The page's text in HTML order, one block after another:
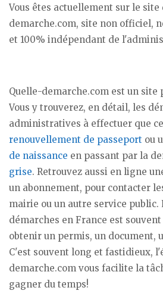
Vous êtes actuellement sur le
demarche.com, site non officiel,
et 100% indépendant de
Quelle-demarche.com est un
Vous y trouverez, en détail, les
administratives à effectuer que
renouvellement de passeport ou
de naissance en passant par la
grise. Retrouvez aussi en ligne
un abonnement, pour contacter
mairie ou un autre service public.
démarches en France est
obtenir un permis, un document,
C'est souvent long et fastidieux,
demarche.com vous facilite la
gagner du temps!